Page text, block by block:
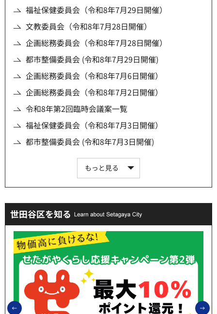
福祉保健委員会（令和8年7月29日開催）
文教委員会（令和8年7月28日開催）
企画総務委員会（令和8年7月28日開催）
都市整備委員会 (令和8年7月29日開催)
企画総務委員会（令和8年7月6日開催）
企画総務委員会（令和8年7月2日開催）
令和8年第2回臨時会議案一覧
福祉保健委員会（令和8年7月3日開催）
都市整備委員会 (令和8年7月3日開催)
もっと見る
世田谷区を知る
前のスライドを表示